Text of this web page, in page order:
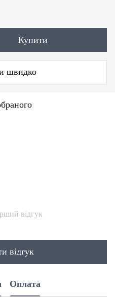
Купити
швидко
відгук
відгук
Оплата